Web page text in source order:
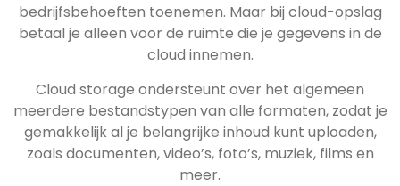
bedrijfsbehoeften toenemen. Maar bij cloud-opslag
betaal je alleen voor de ruimte die je gegevens in de
cloud innemen.
Cloud storage ondersteunt over het algemeen
meerdere bestandstypen van alle formaten, zodat je
gemakkelijk al je belangrijke inhoud kunt uploaden,
zoals documenten, video’s, foto’s, muziek, films en
meer.